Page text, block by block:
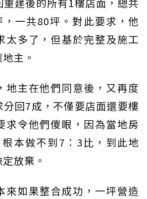
一共80坪。對此要求，他
太多了，但基於完整及施工
主。
地主在他們同意後，又再度
回7成，不僅要店面還要樓
求令他們傻眼，因為當地房
本做不到7：3比，到此地
放棄。
來如果整合成功，一坪營造